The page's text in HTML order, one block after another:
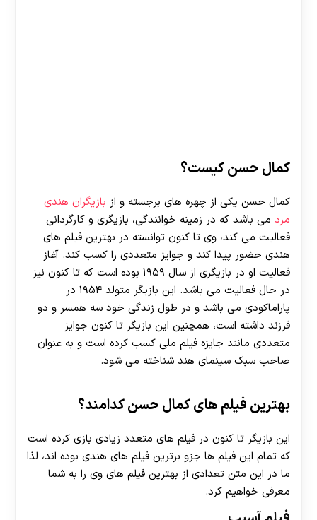
کمال حسن کیست؟
کمال حسن یکی از چهره های برجسته و از بازیگران هندی
مرد می باشد که در زمینه خوانندگی، بازیگری و کارگردانی
فعالیت می کند، وی تا کنون توانسته در بهترین فیلم های
هندی حضور پیدا کند و جوایز متعددی را کسب کند. آغاز
فعالیت او در بازیگری از سال ۱۹۵۹ بوده است که تا کنون نیز
در حال فعالیت می باشد. این بازیگر متولد ۱۹۵۴ در
پاراماکودی می باشد و در طول زندگی خود سه همسر و دو
فرزند داشته است، همچنین این بازیگر تا کنون جوایز
متعددی مانند جایزه فیلم ملی کسب کرده است و به عنوان
صاحب سبک سینمای هند شناخته می شود.
بهترین فیلم های کمال حسن کدامند؟
این بازیگر تا کنون در فیلم های متعدد زیادی بازی کرده است
که تمام این فیلم ها جزو برترین فیلم های هندی بوده اند، لذا
ما در این متن تعدادی از بهترین فیلم های وی را به شما
معرفی خواهیم کرد.